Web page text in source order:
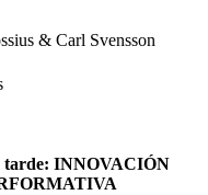
& Carl Svensson
tarde: INNOVACIÓN